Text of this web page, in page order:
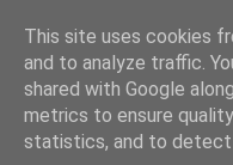
This site uses cookies
and to analyze traffic.
shared with Google
metrics to ensure
statistics, and to detect